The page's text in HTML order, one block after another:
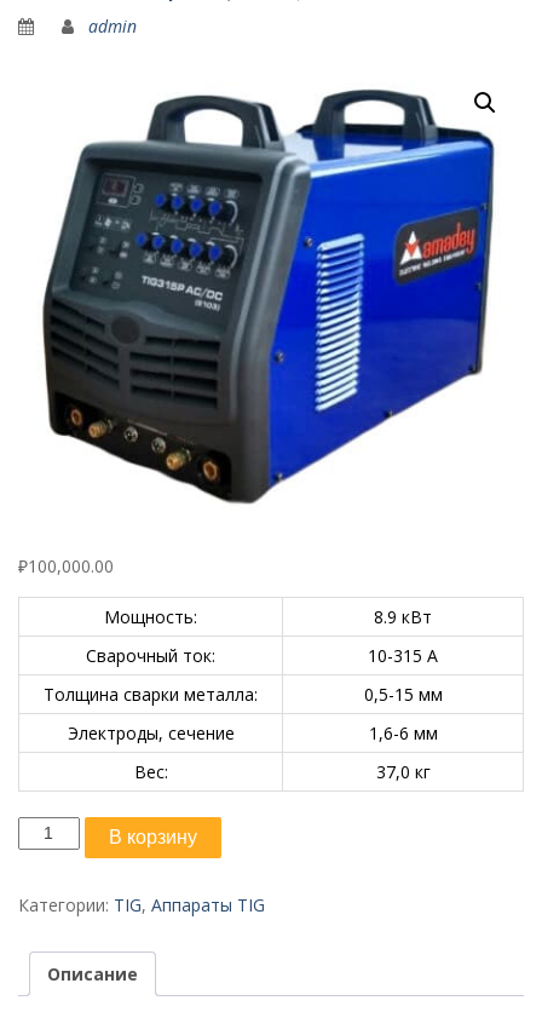
admin
₽100,000.00
Мощность:
8.9 кВт
Сварочный ток:
10-315 А
Толщина сварки металла:
0,5-15 мм
Электроды, сечение
1,6-6 мм
Вес:
37,0 кг
Количество
товара
315P
(E103)
В корзину
Категории: TIG, Аппараты TIG
Описание